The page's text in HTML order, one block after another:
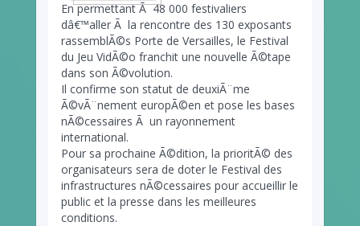
En permettant Ã 48 000 festivaliers
dâ€™aller Ã la rencontre des 130 exposants
rassemblÃ©s Porte de Versailles, le Festival
du Jeu VidÃ©o franchit une nouvelle Ã©tape
dans son Ã©volution.
Il confirme son statut de deuxiÃ¨me
Ã©vÃ¨nement europÃ©en et pose les bases
nÃ©cessaires Ã un rayonnement
international.
Pour sa prochaine Ã©dition, la prioritÃ© des
organisateurs sera de doter le Festival des
infrastructures nÃ©cessaires pour accueillir le
public et la presse dans les meilleures
conditions.